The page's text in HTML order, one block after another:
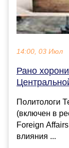
14:00, 03 Июл
Рано
Политологи
(включен в
Foreign
влияния ...